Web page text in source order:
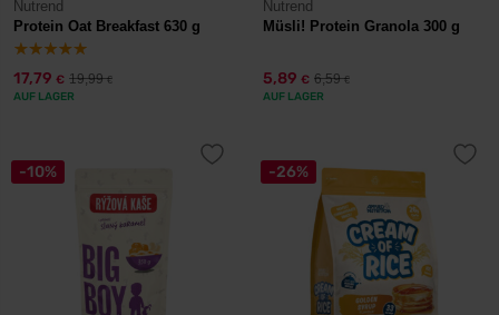
Nutrend
Protein Oat Breakfast 630 g
17,79 € 19,99€
AUF LAGER
Nutrend
Müsli! Protein Granola 300 g
5,89 € 6,59€
AUF LAGER
-10% -26%